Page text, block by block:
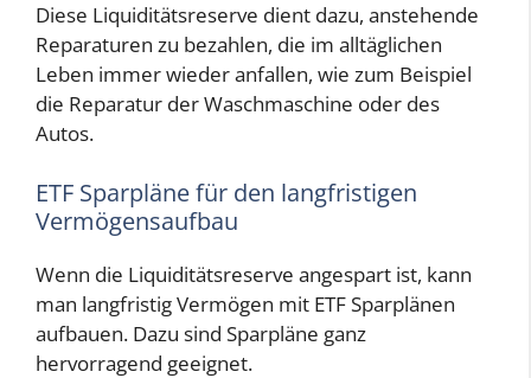
Diese Liquiditätsreserve dient dazu, anstehende
Reparaturen zu bezahlen, die im alltäglichen
Leben immer wieder anfallen, wie zum Beispiel
die Reparatur der Waschmaschine oder des
Autos.
ETF Sparpläne für den langfristigen
Vermögensaufbau
Wenn die Liquiditätsreserve angespart ist, kann
man langfristig Vermögen mit ETF Sparplänen
aufbauen. Dazu sind Sparpläne ganz
hervorragend geeignet.